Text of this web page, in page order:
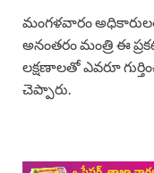
మంగళవారం
అనంతరం మంత్రి ఈ
లక్షణాలతో ఎవరూ
చెప్పారు.